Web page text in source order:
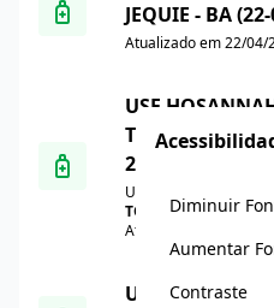
JEQUIE - BA
Atualizado em 22/04/
USF
TOLOMEI
2025)
Unidade:
TOLOMEI
Atualizado em 22/04/
USF ILDEFONSO
Diminuir
Aumentar
Contraste